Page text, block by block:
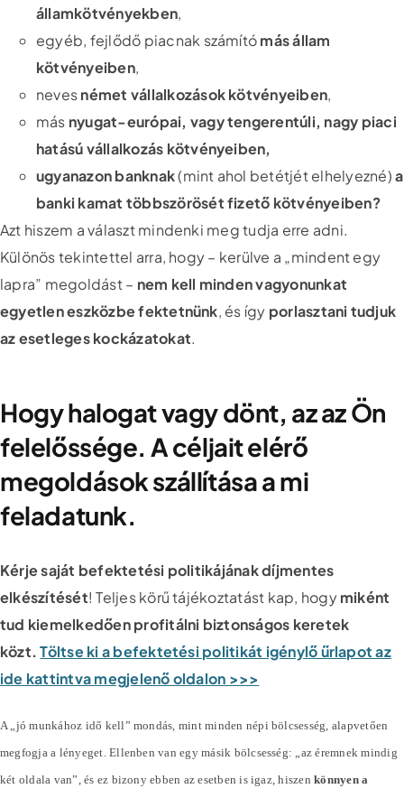
államkötvényekben,
egyéb, fejlődő piacnak számítómás állam
kötvényeiben,
nevesnémet vállalkozások kötvényeiben,
más nyugat-európai, vagy tengerentúli, nagy piaci
hatású vállalkozás kötvényeiben,
ugyanazon banknak(mint ahol betétjét elhelyezné)a
banki kamat többszörösét fizető kötvényeiben?
Azt hiszem a választ mindenki meg tudja erre adni.
Különös tekintettel arra, hogy – kerülve a „mindent egy
lapra” megoldást – nem kell minden vagyonunkat
egyetlen eszközbe fektetnünk, és így porlasztani tudjuk
az esetleges kockázatokat.
Hogy halogat vagy dönt, az az Ön
felelőssége. A céljait elérő
megoldások szállítása a mi
feladatunk.
Kérje saját befektetési politikájának díjmentes
elkészítését! Teljes körű tájékoztatást kap, hogymiként
tud kiemelkedően profitálni biztonságos keretek
közt. Töltse ki a befektetési politikát igénylő űrlapot az
ide kattintva megjelenő oldalon >>>
A „jó munkához idő kell” mondás, mint minden népi bölcsesség, alapvetően
megfogja a lényeget. Ellenben van egy másik bölcsesség: „az éremnek mindig
két oldala van”, és ez bizony ebben az esetben is igaz, hiszenkönnyen a